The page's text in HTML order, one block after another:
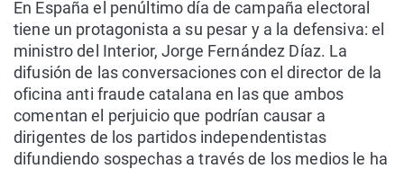
En España el penúltimo día de campaña electoral
tiene un protagonista a su pesar y a la defensiva: el
ministro del Interior, Jorge Fernández Díaz. La
difusión de las conversaciones con el director de la
oficina anti fraude catalana en las que ambos
comentan el perjuicio que podrían causar a
dirigentes de los partidos independentistas
difundiendo sospechas a través de los medios le ha